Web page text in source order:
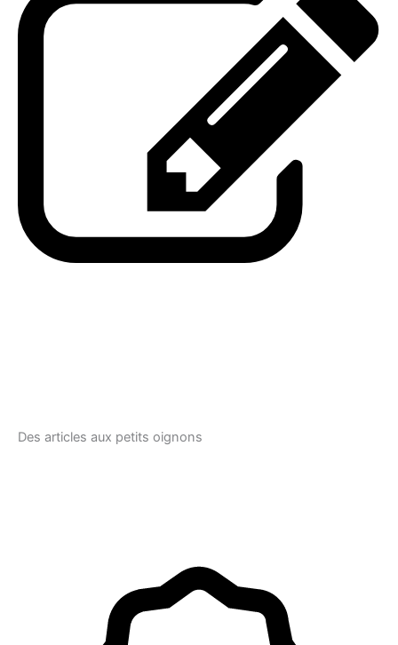
Des articles aux petits oignons